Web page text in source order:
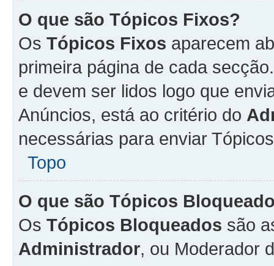
O que são Tópicos Fixos?
Os Tópicos Fixos aparecem
primeira página de cada
e devem ser lidos logo que
Anúncios, está ao critério do
necessárias para enviar
Topo
O que são Tópicos
Os Tópicos Bloqueados são
Administrador, ou Moderador